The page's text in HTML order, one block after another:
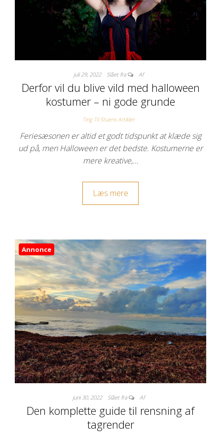
juli 29, 2022 Slået fra Af
Derfor vil du blive vild med halloween
kostumer – ni gode grunde
Ting Til Stuens Artikler
Feriesæsonen er altid et godt tidspunkt at klæde sig
ud på, men Halloween er det bedste. Kostumerne er
mere kreative,…
Læs mere
Annonce
juni 30, 2022 Slået fra Af
Den komplette guide til rensning af
tagrender